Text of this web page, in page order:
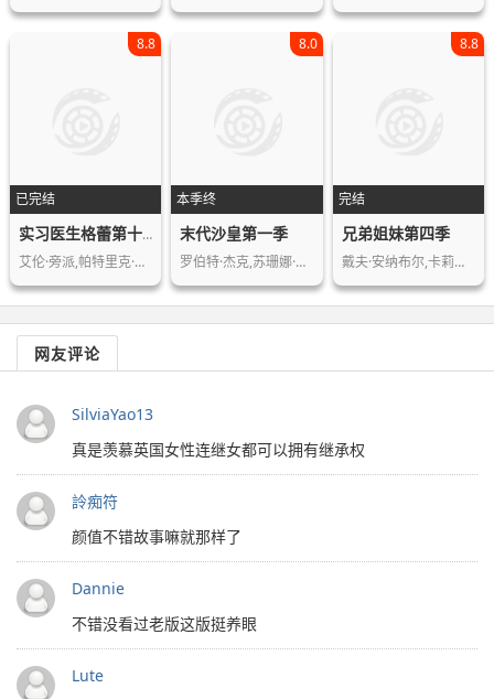
已完结
8.8
实习医生格蕾第十七季
艾伦·旁派,帕特里克·德姆西,杰克·博…
本季终
8.0
末代沙皇第一季
罗伯特·杰克,苏珊娜·赫伯特,本·卡特…
完结
8.8
兄弟姐妹第四季
戴夫·安纳布尔,卡莉斯塔·弗洛克哈特…
网友评论
SilviaYao13
真是羡慕英国女性连继女都可以拥有继承权
詅痴符
颜值不错故事嘛就那样了
Dannie
不错没看过老版这版挺养眼
Lute